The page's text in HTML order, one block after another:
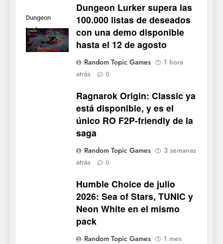
Dungeon
Lurker
Dungeon Lurker supera las
100.000 listas de deseados
con una demo disponible
hasta el 12 de agosto
Random Topic Games
1 hora
atrás
0
Ragnarok Origin: Classic ya
está disponible, y es el
único RO F2P-friendly de la
saga
Random Topic Games
3 semanas
atrás
0
Humble Choice de julio
2026: Sea of Stars, TUNIC y
Neon White en el mismo
pack
Random Topic Games
1 mes
5
cambios y todo lo que llega
con el lanzamiento
completo
Mistbound: Guild Wars
tendrá su primer CCG digital
NOTICIAS DE VIDEOJUEGOS
Onimusha: Way of the Sword
ya tiene fecha: Capcom
lanza demo gratuita y abre
reservas
NOTICIAS DE VIDEOJUEGOS